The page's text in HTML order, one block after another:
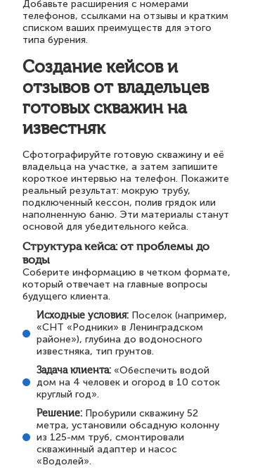
Добавьте расширения с номерами
телефонов, ссылками на отзывы и кратким
списком ваших преимуществ для этого
типа бурения.
Создание кейсов и
отзывов от владельцев
готовых скважин на
известняк
Сфотографируйте готовую скважину и её
владельца на участке, а затем запишите
короткое интервью на телефон. Покажите
реальный результат: мокрую трубу,
подключенный кессон, полив грядок или
наполненную баню. Эти материалы станут
основой для убедительного кейса.
Структура кейса: от проблемы до
воды
Соберите информацию в четком формате,
который отвечает на главные вопросы
будущего клиента.
Исходные условия: Поселок (например,
«СНТ «Родники» в Ленинградском
районе»), глубина до водоносного
известняка, тип грунтов.
Задача клиента: «Обеспечить водой
дом на 4 человек и огород в 10 соток
круглый год».
Решение: Пробурили скважину 52
метра, установили обсадную колонну
из 125-мм труб, смонтировали
скважинный адаптер и насос
«Водолей».